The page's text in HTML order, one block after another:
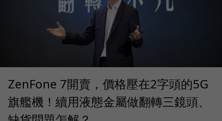
ZenFone 7開賣，價格壓在2字頭的5G
旗艦機！續用液態金屬做翻轉三鏡頭、